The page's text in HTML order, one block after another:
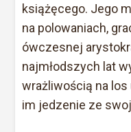
książęcego. Jego
na polowaniach,
ówczesnej
najmłodszych lat
wrażliwością na
im jedzenie ze